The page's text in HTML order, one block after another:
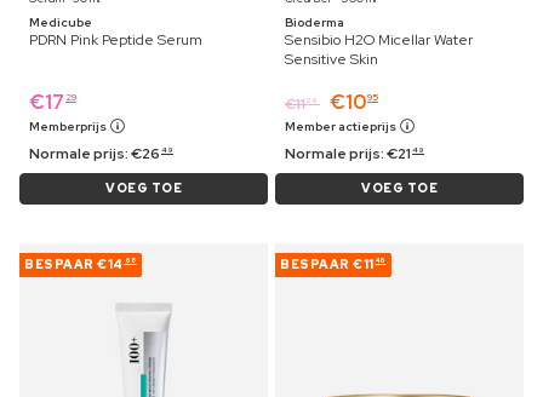
Medicube
PDRN Pink Peptide Serum
€17 29
Memberprijs
Normale prijs:€26 49
VOEG TOE
Bioderma
Sensibio H2O Micellar Water
Sensitive Skin
€1129 €1095
Member actieprijs
Normale prijs:€21 49
VOEG TOE
BESPAAR €14 68 BESPAAR €11 46